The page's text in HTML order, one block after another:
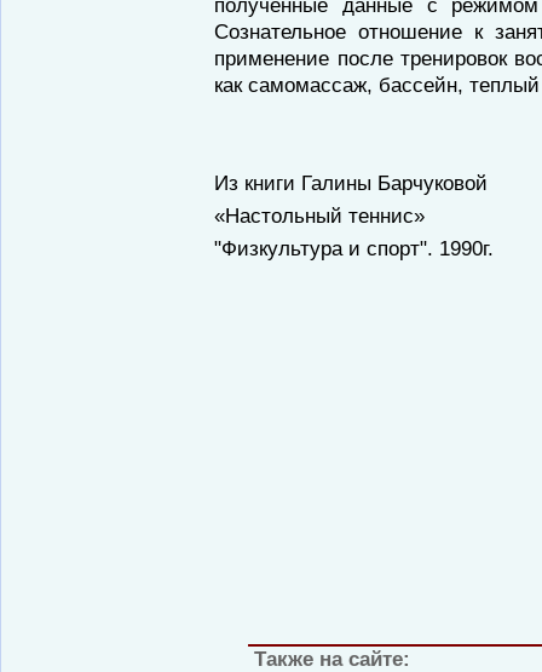
полученные данные с
Сознательное отношение к
применение после тренировок
как самомассаж, бассейн,
Из книги Галины Барчуковой
«Настольный теннис»
"Физкультура и спорт". 1990г.
Также на сайте: